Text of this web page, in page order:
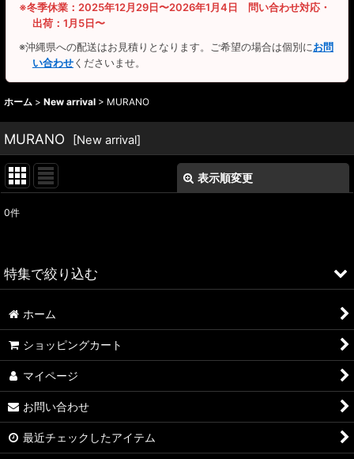
※冬季休業：2025年12月29日〜2026年1月4日 問い合わせ対応・
出荷：1月5日〜
※沖縄県への配送はお見積りとなります。ご希望の場合は個別にお問
い合わせくださいませ。
ホーム > New arrival > MURANO
MURANO [New arrival]
表示順変更
並び順:
0件
特集で絞り込む
ALFA ROMEO > 156
ALFA ROMEO > 147
ALFA ROMEO > 159
A4
ホーム
ショッピングカート
マイページ
お問い合わせ
最近チェックしたアイテム